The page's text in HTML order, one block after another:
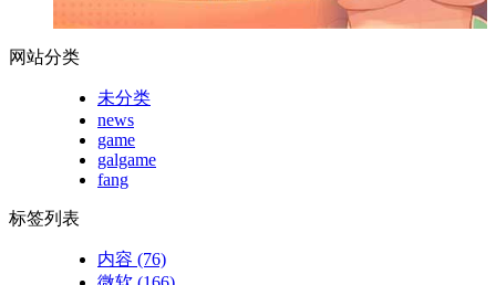
网站分类
未分类
news
game
galgame
fang
标签列表
内容 (76)